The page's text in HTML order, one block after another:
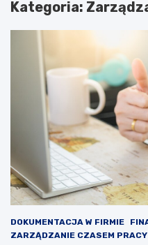
Kategoria:
DOKUMENTACJA W FIRMIE
ZARZĄDZANIE CZASEM PRACY